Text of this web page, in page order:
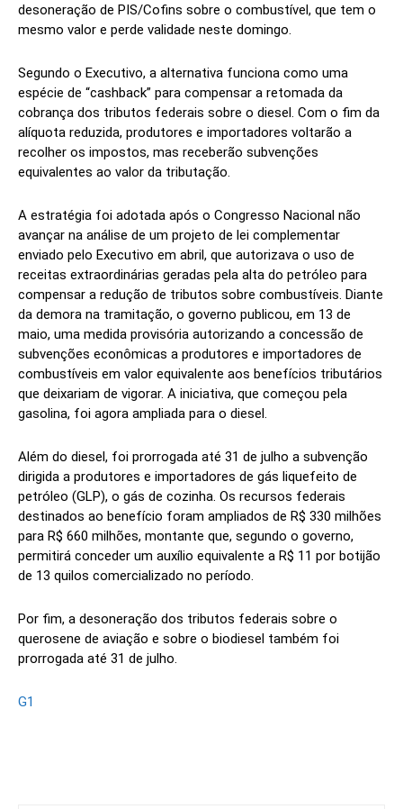
desoneração de PIS/Cofins sobre o combustível, que tem o
mesmo valor e perde validade neste domingo.
Segundo o Executivo, a alternativa funciona como uma
espécie de “cashback” para compensar a retomada da
cobrança dos tributos federais sobre o diesel. Com o fim da
alíquota reduzida, produtores e importadores voltarão a
recolher os impostos, mas receberão subvenções
equivalentes ao valor da tributação.
A estratégia foi adotada após o Congresso Nacional não
avançar na análise de um projeto de lei complementar
enviado pelo Executivo em abril, que autorizava o uso de
receitas extraordinárias geradas pela alta do petróleo para
compensar a redução de tributos sobre combustíveis. Diante
da demora na tramitação, o governo publicou, em 13 de
maio, uma medida provisória autorizando a concessão de
subvenções econômicas a produtores e importadores de
combustíveis em valor equivalente aos benefícios tributários
que deixariam de vigorar. A iniciativa, que começou pela
gasolina, foi agora ampliada para o diesel.
Além do diesel, foi prorrogada até 31 de julho a subvenção
dirigida a produtores e importadores de gás liquefeito de
petróleo (GLP), o gás de cozinha. Os recursos federais
destinados ao benefício foram ampliados de R$ 330 milhões
para R$ 660 milhões, montante que, segundo o governo,
permitirá conceder um auxílio equivalente a R$ 11 por botijão
de 13 quilos comercializado no período.
Por fim, a desoneração dos tributos federais sobre o
querosene de aviação e sobre o biodiesel também foi
prorrogada até 31 de julho.
G1